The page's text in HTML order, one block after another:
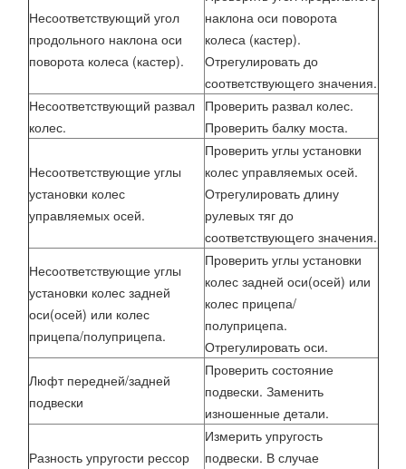
Несоответствующий угол
продольного наклона оси
поворота колеса (кастер).
наклона оси поворота
колеса (кастер).
Отрегулировать до
соответствующего значения.
Несоответствующий развал
колес.
Проверить развал колес.
Проверить балку моста.
Несоответствующие углы
установки колес
управляемых осей.
Проверить углы установки
колес управляемых осей.
Отрегулировать длину
рулевых тяг до
соответствующего значения.
Несоответствующие углы
установки колес задней
оси(осей) или колес
прицепа/полуприцепа.
Проверить углы установки
колес задней оси(осей) или
колес прицепа/
полуприцепа.
Отрегулировать оси.
Люфт передней/задней
подвески
Проверить состояние
подвески. Заменить
изношенные детали.
Разность упругости рессор
Измерить упругость
подвески. В случае